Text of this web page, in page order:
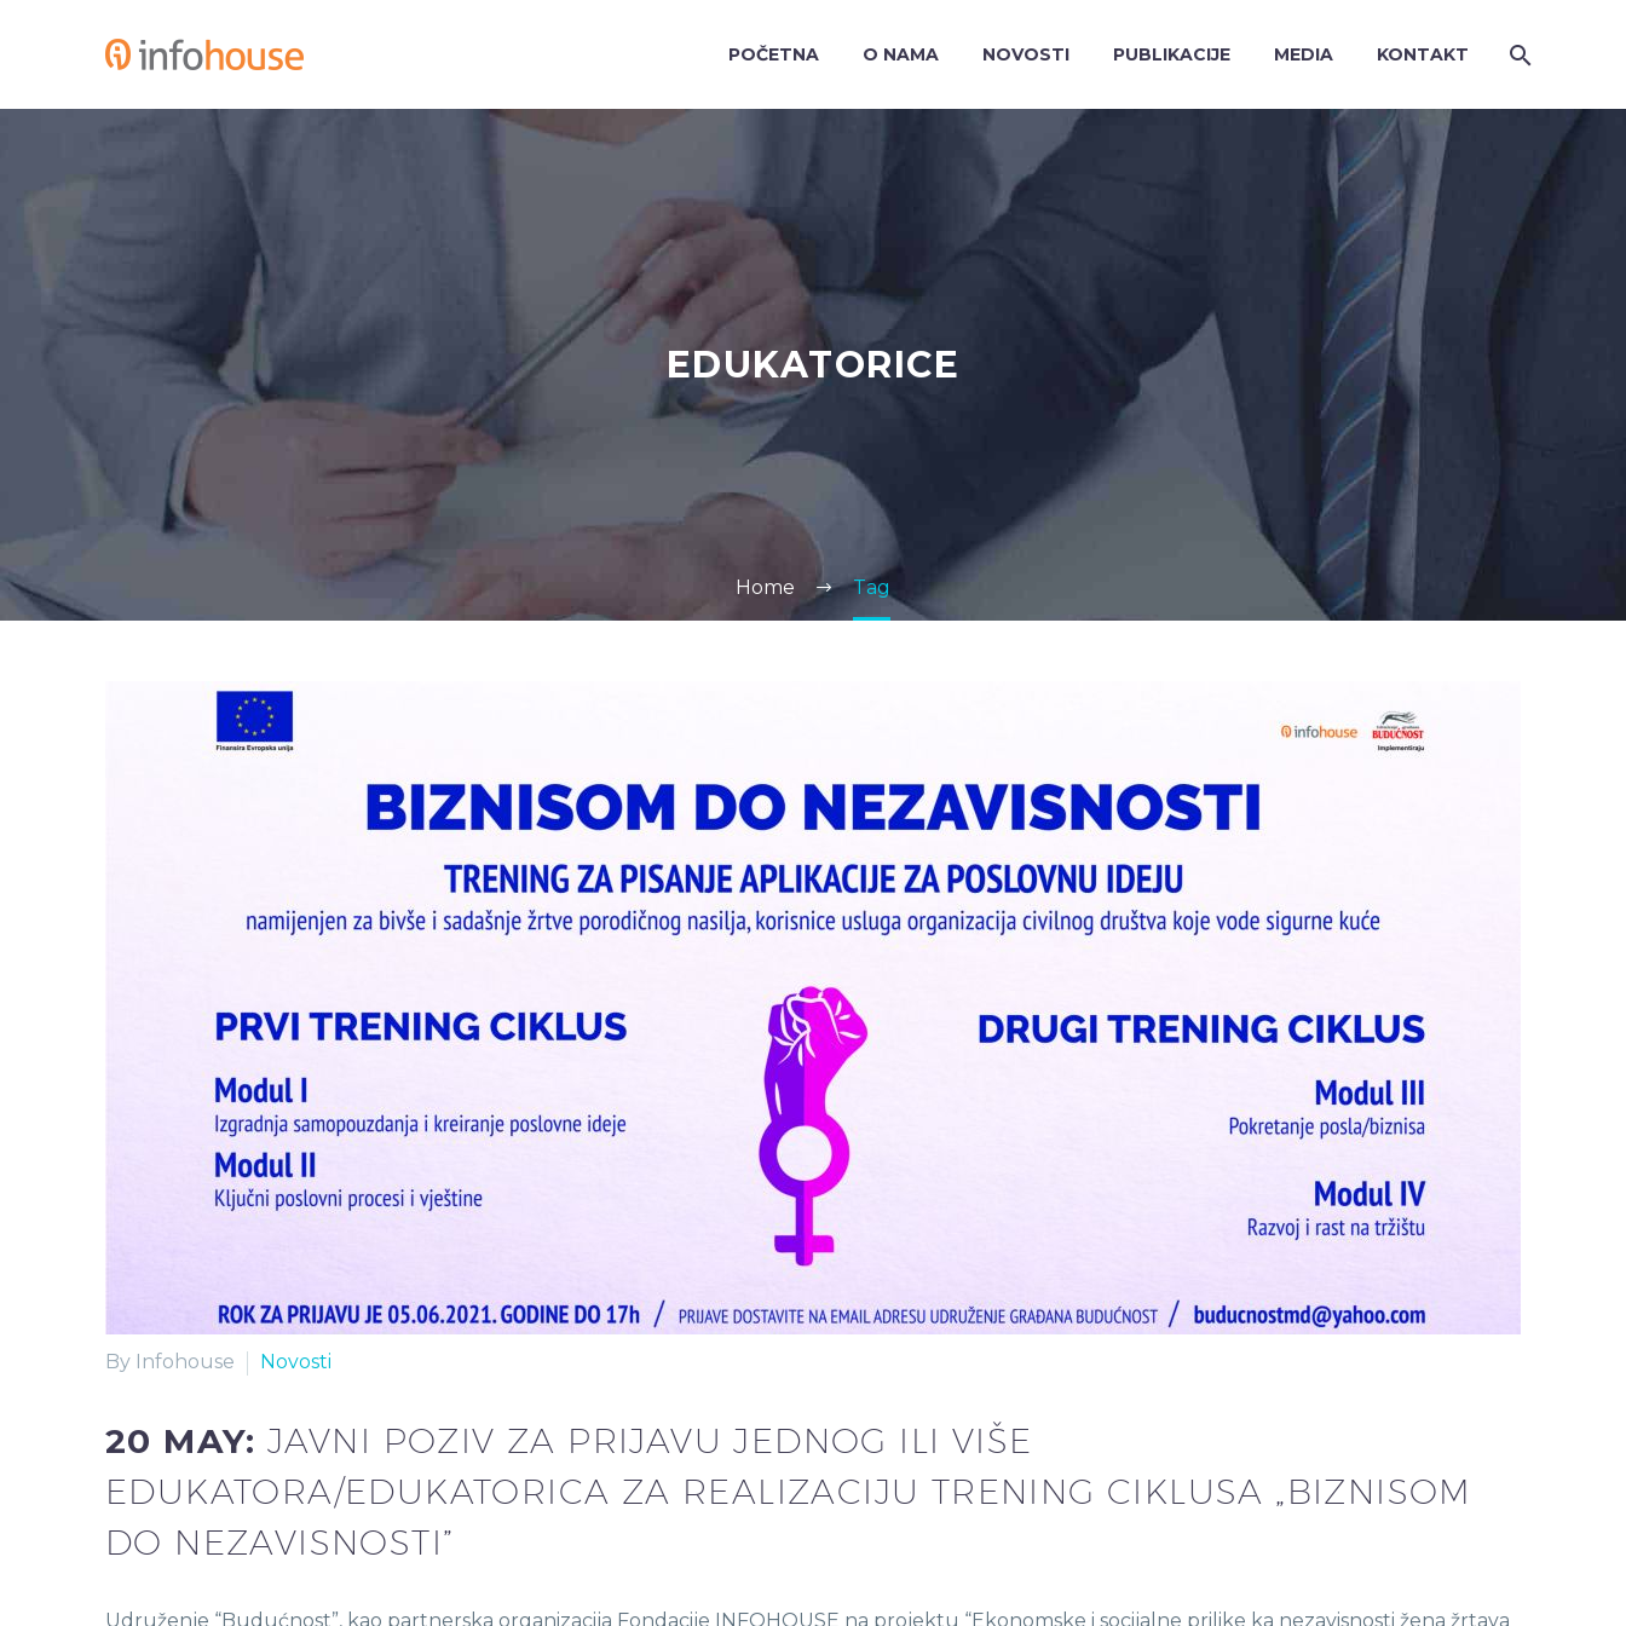
POČETNA O NAMA NOVOSTI PUBLIKACIJE MEDIA KONTAKT
EDUKATORICE
Home Tag
By Infohouse Novosti
20 MAY:JAVNI POZIV ZA PRIJAVU JEDNOG ILI VIŠE
EDUKATORA/EDUKATORICA ZA REALIZACIJU TRENING CIKLUSA „BIZNISOM
DO NEZAVISNOSTI”
Udruženje “Budućnost”, kao partnerska organizacija Fondacije INFOHOUSE na projektu “Ekonomske i socijalne prilike ka nezavisnosti žena žrtava